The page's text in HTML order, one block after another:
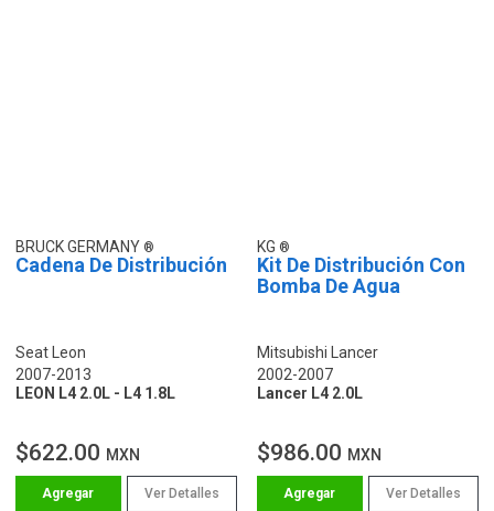
BRUCK GERMANY
Cadena De Distribución
Seat Leon
2007-2013
LEON L4 2.0L - L4 1.8L
$622.00 MXN
Ver Detalles
KG
Kit De Distribución Con
Bomba De Agua
Mitsubishi Lancer
2002-2007
Lancer L4 2.0L
$986.00 MXN
Ver Detalles